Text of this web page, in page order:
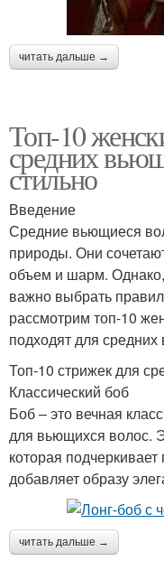
читать дальше →
Топ-10
средних
стильно
Введение
Средние вьющиеся
природы. Они
объем и шарм. Однако,
важно выбрать
рассмотрим топ-10
подходят для
Топ-10 стрижек для
Классический боб
Боб – это вечная
для вьющихся волос.
которая
добавляет образу
читать дальше →